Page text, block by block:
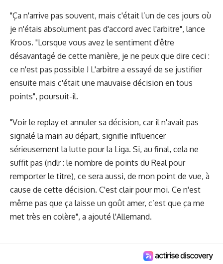
"Ça n'arrive pas souvent, mais c'était l’un de ces jours où
je n'étais absolument pas d'accord avec l'arbitre", lance
Kroos. "Lorsque vous avez le sentiment d'être
désavantagé de cette manière, je ne peux que dire ceci :
ce n'est pas possible ! L'arbitre a essayé de se justifier
ensuite mais c'était une mauvaise décision en tous
points", poursuit-il.
"Voir le replay et annuler sa décision, car il n'avait pas
signalé la main au départ, signifie influencer
sérieusement la lutte pour la Liga. Si, au final, cela ne
suffit pas (ndlr : le nombre de points du Real pour
remporter le titre), ce sera aussi, de mon point de vue, à
cause de cette décision. C'est clair pour moi. Ce n'est
même pas que ça laisse un goût amer, c’est que ça me
met très en colère", a ajouté l'Allemand.